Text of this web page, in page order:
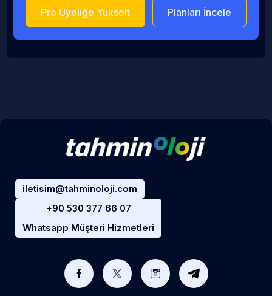
Pro Üyeliğe Yükselt Planları İncele
iletisim@tahminoloji.com
+90 530 377 66 07
Whatsapp Müşteri Hizmetleri